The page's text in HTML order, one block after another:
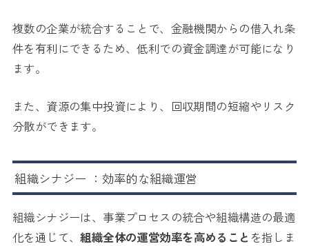
複数の企業が統合することで、金融機関からの借入れ条
件を有利にできるため、低利での資金調達が可能になり
ます。
また、資源の集中投資により、回収期間の短縮やリスク
分散ができます。
組織シナジー ：効率的な組織運営
組織シナジーは、事業プロセスの統合や組織構造の最適
化を通じて、組織全体の運営効率を高めること を指しま